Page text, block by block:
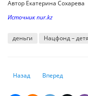
Автор Екатерина Сохарева
Источник nur.kz
деньги Нацфонд –
Предыдущий: Анализ
Назад Следующий:
Вперед